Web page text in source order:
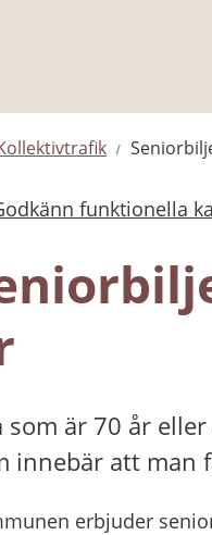
funktionella
till annan webbplats.
som är 70 år
innebär att man
erbjuder